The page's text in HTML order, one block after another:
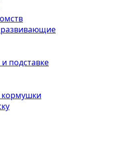
подставке
кормушки